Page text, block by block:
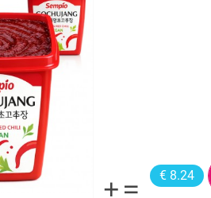
€ 8.24